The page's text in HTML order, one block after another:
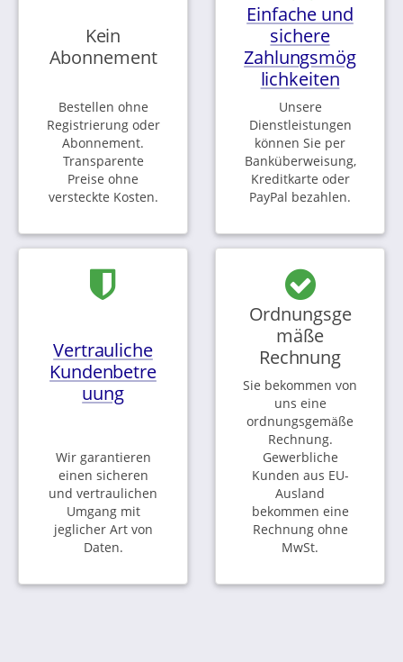
Kein
Abonnement
Bestellen ohne
Registrierung oder
Abonnement.
Transparente
Preise ohne
versteckte Kosten.
Einfache und
sichere
Zahlungsmög
lichkeiten
Unsere
Dienstleistungen
können Sie per
Banküberweisung,
Kreditkarte oder
PayPal bezahlen.
Vertrauliche
Kundenbetre
uung
Wir garantieren
einen sicheren
und vertraulichen
Umgang mit
jeglicher Art von
Daten.
Ordnungsge
mäße
Rechnung
Sie bekommen von
uns eine
ordnungsgemäße
Rechnung.
Gewerbliche
Kunden aus EU-
Ausland
bekommen eine
Rechnung ohne
MwSt.